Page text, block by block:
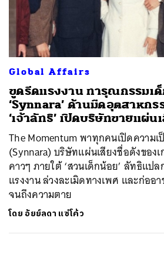
Global Affairs
ขูดรีดแรงงาน ทารุณกรรมเ
‘Synnara’ ด้านมืดอุตสาหกร
‘เจ้าลัทธิ’ เปิดบริษัทขายแผ่น
The Momentum พาทุกคนเปิดความเ
(Synnara) บริษัทแผ่นเสียงชื่อดังของ
คาวๆ ภายใต้ ‘สวนเด็กน้อย’ ลัทธิแป
แรงงาน ล่วงละเมิดทางเพศ และก่ออ
จนถึงความตาย
โดย อัยย์ลดา แซ่โค้ว